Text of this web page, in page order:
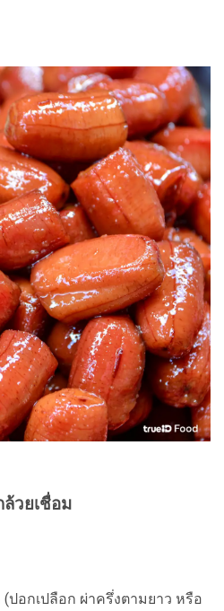
ล้วยเชื่อม
ปอกเปลือก ผ่าครึ่งตามยาว หรือ